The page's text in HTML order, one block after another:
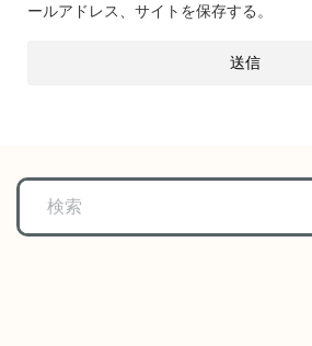
ールアドレス、サイトを保存する。